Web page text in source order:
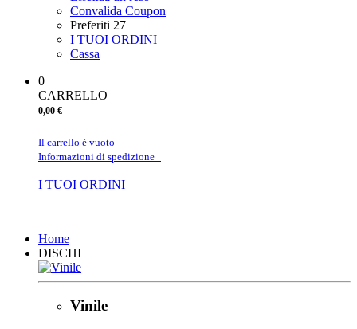
Convalida Coupon
Preferiti 27
I TUOI ORDINI
Cassa
0
CARRELLO
0,00 €
Il carrello è vuoto
Informazioni di spedizione
I TUOI ORDINI
Home
DISCHI
Vinile